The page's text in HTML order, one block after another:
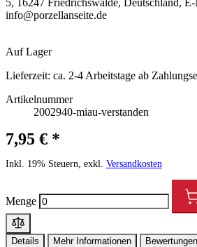
info@porzellanseite.de
Auf Lager
Lieferzeit: ca. 2-4 Arbeitstage ab
Artikelnummer
2002940-miau-verstanden
7,95 € *
Inkl. 19% Steuern, exkl. Versandkosten
Menge
Details Mehr Informationen Bewertungen